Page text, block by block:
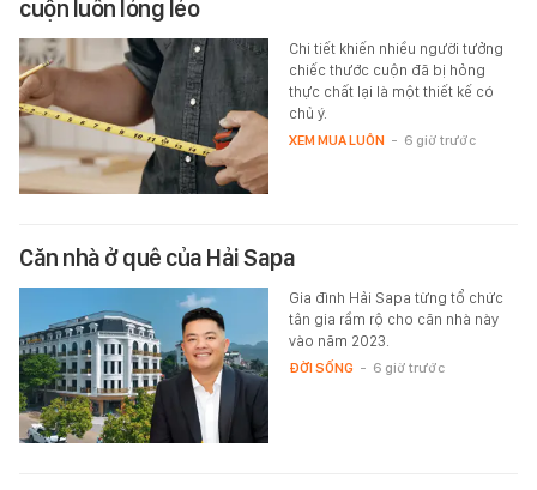
cuộn luôn lỏng lẻo
Chi tiết khiến nhiều người tưởng
chiếc thước cuộn đã bị hỏng
thực chất lại là một thiết kế có
chủ ý.
XEM MUA LUÔN - 6 giờ trước
Căn nhà ở quê của Hải Sapa
Gia đình Hải Sapa từng tổ chức
tân gia rầm rộ cho căn nhà này
vào năm 2023.
ĐỜI SỐNG - 6 giờ trước